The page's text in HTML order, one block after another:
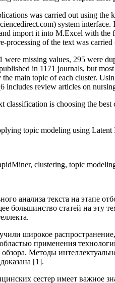
was carried out using the
system
import it into M.Excel with
processing of the text was
were missing values, 295 were
in 1171 journals, but
main topic of each cluster.
includes review articles on
classification is choosing the
topic modeling using
clustering, topic
анализа текста на этапе
большинство статей на эту
широкое
применения
Методы
[1].
сестер имеет важное